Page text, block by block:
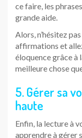
ce faire, les
grande aide.
Alors, n’hésitez
affirmations et
éloquence grâce à
meilleure chose
5. Gérer sa
haute
Enfin, la lecture à
apprendre à gérer